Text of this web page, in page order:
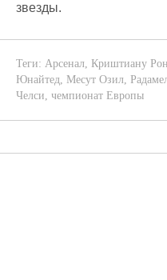
звезды.
Теги: Арсенал, Криштиану
Юнайтед, Месут Озил,
Челси, чемпионат Европы